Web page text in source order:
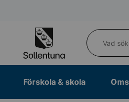
Vad söker du?
Förskola & skola